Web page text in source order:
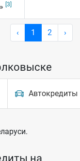
[3]
‹ 1 2 ›
Автокредиты
на